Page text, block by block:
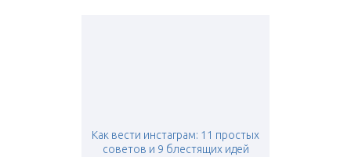
Как вести инстаграм: 11 простых
советов и 9 блестящих идей